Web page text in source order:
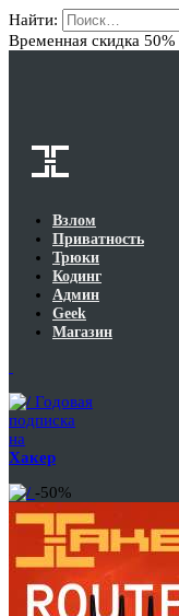
Найти:
Временная скидка 50%
Взлом
Приватность
Трюки
Кодинг
Админ
Geek
Магазин
Годовая
подписка
на
Хакер
-50%